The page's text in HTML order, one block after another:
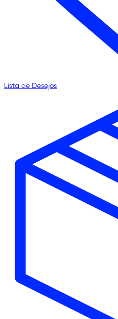
Lista de Desejos